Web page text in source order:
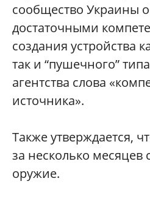
сообщество Украины
достаточными
создания устройства
так и “пушечного”
агентства слова
источника».
Также утверждается,
за несколько месяцев
оружие.